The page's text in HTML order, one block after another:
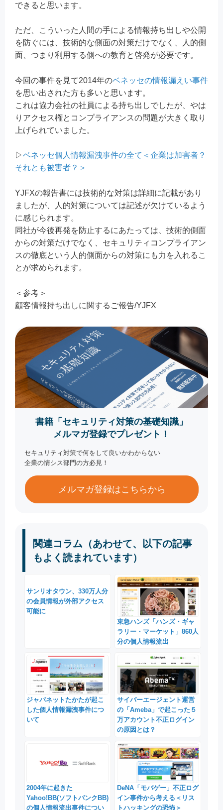
できると思います。
ただ、こういった人間の手による情報持ち出しや公開
を防ぐには、技術的な側面の対策だけでなく、人的側
面、つまり利用する側への教育と啓発が必要です。
今回の事件を見て2014年のベネッセの情報漏えい事件
を思い出された方も多いと思います。
これは協力会社の社員による持ち出しでしたが、やは
りアクセス権とコンプライアンスの問題が大きく取り
上げられていました。
▷ベネッセ個人情報漏洩事件の全て＜企業は加害者？
それとも被害者？＞
YJFXの報告書には技術的な対策は詳細に記載があり
ましたが、人的対策については記述が欠けているよう
に感じられます。
同社が今後再発を防止するにあたっては、技術的側面
からの対策だけでなく、セキュリティコンプライアン
スの徹底という人的側面からの対策にも力を入れるこ
とが求められます。
＜参考＞
顧客情報持ち出しに関するご報告/YJFX
書籍「セキュリティ対策の基礎知識」
メルマガ登録でプレゼント！
セキュリティ対策で何をして良いかわからない
企業の情シス部門の方必見！
メルマガ登録はこちらから
関連コラム（あわせて、以下の記事
もよく読まれています）
サンリオタウン、330万人分
の会員情報が外部アクセス
可能に
東急ハンズ「ハンズ・ギャ
ラリー・マーケット」860人
分の個人情報流出
ジャパネットたかたが起こ
した個人情報漏洩事件につ
いて
サイバーエージェント運営
の「Ameba」で起こった５
万アカウント不正ログイン
の原因とは？
2004年に起きた
Yahoo!BB(ソフトバンクBB)
の個人情報流出事件につい
DeNA「モバゲー」不正ログ
イン事件から考える＜リス
トハッキングの恐怖＞